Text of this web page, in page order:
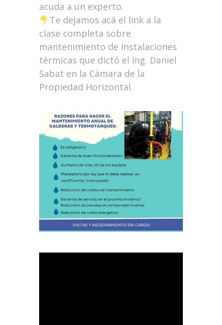
acuda a un experto.
Te dejamos acá el link a la
clase completa sobre
mantenimiento de instalaciones
térmicas que dictó el Ing. Daniel
Sabat en la Cámara de la
Propiedad Horizontal.